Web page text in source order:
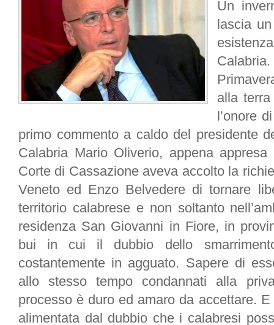
Un
lascia
alla
l’onore
primo commento a caldo del presidente
Calabria Mario Oliverio, appena
Corte di Cassazione aveva accolto la
Veneto ed Enzo Belvedere di tornare
territorio calabrese e non soltanto
residenza San Giovanni in Fiore, in
bui in cui il dubbio dello
costantemente in agguato. Sapere di
allo stesso tempo condannati alla
processo è duro ed amaro da accettare.
alimentata dal dubbio che i calabresi